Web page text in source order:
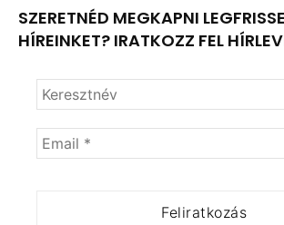
SZERETNÉD MEGKAPNI
HÍREINKET? IRATKOZZ FEL